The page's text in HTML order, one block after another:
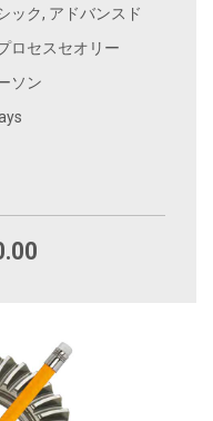
ック, アドバンスド
ロセスセオリー
ソン